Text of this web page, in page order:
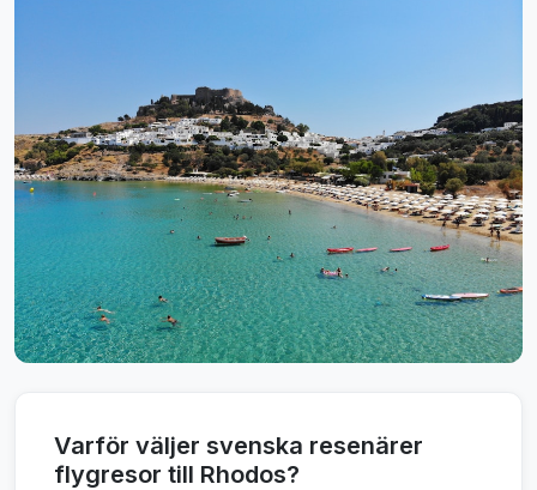
Varför väljer svenska resenärer
flygresor till Rhodos?